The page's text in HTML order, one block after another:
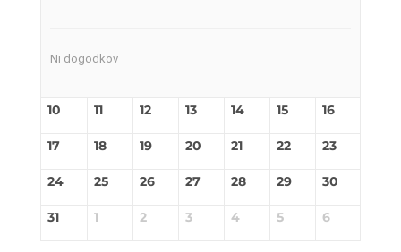
Ni dogodkov
10 11 12 13 14 15 16
17 18 19 20 21 22 23
24 25 26 27 28 29 30
31 1 2 3 4 5 6